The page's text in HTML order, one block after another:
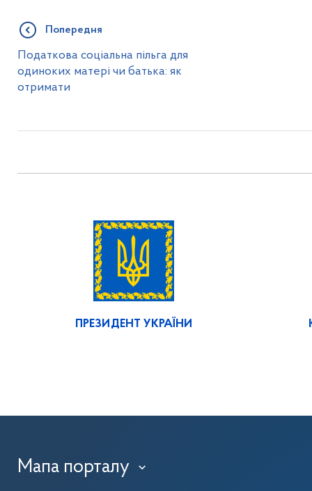
Попередня
Податкова соціальна пільга для
одиноких матері чи батька: як
отримати
ПРЕЗИДЕНТ УКРАЇНИ
Мапа порталу ›